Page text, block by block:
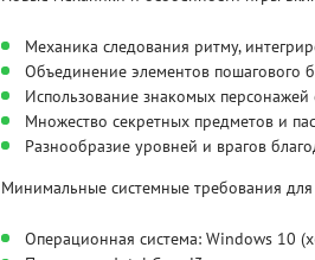
Механика следования ритму,
Объединение элементов пошагового
Использование знакомых
Множество секретных предметов и
Разнообразие уровней и врагов
Минимальные системные требования
Операционная система: Windows 10